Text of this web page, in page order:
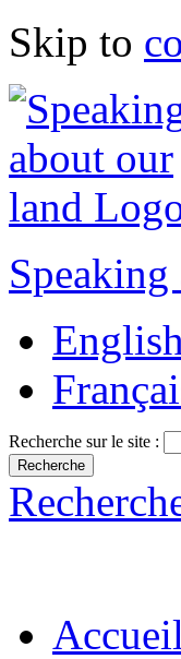
Skip to
English
Recherche sur le site :
Accueil